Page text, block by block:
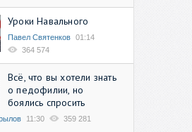
Уроки Навального
Павел Святенков 01:14
364 574
Всё, что вы хотели знать
о педофилии, но
боялись спросить
11:30 359 281